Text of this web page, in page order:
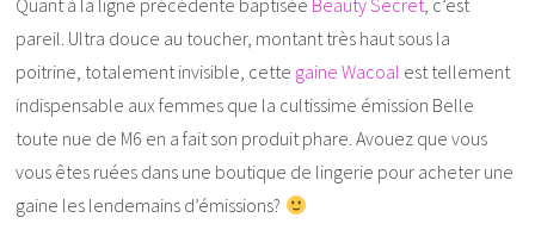
Quant à la ligne précédente baptisée Beauty Secret, c’est
pareil. Ultra douce au toucher, montant très haut sous la
poitrine, totalement invisible, cette gaine Wacoal est tellement
indispensable aux femmes que la cultissime émission Belle
toute nue de M6 en a fait son produit phare. Avouez que vous
vous êtes ruées dans une boutique de lingerie pour acheter une
gaine les lendemains d’émissions?